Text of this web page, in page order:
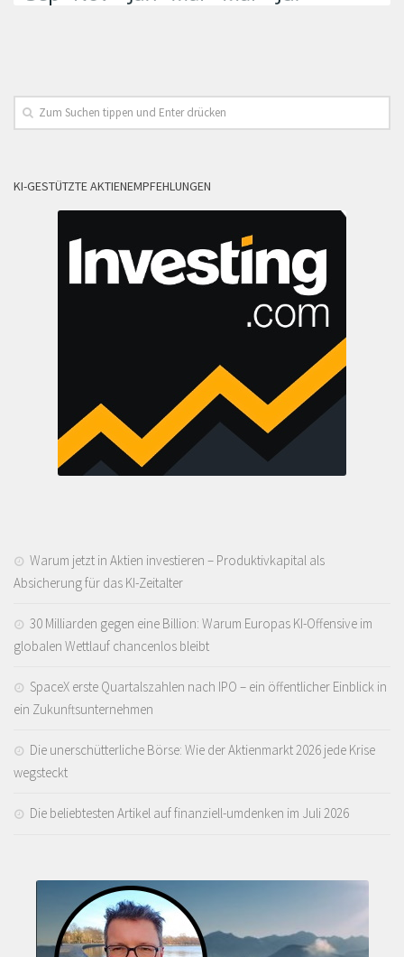
KI-GESTÜTZTE AKTIENEMPFEHLUNGEN
Warum jetzt in Aktien investieren – Produktivkapital als
Absicherung für das KI-Zeitalter
30 Milliarden gegen eine Billion: Warum Europas KI-Offensive im
globalen Wettlauf chancenlos bleibt
SpaceX erste Quartalszahlen nach IPO – ein öffentlicher Einblick in
ein Zukunftsunternehmen
Die unerschütterliche Börse: Wie der Aktienmarkt 2026 jede Krise
wegsteckt
Die beliebtesten Artikel auf finanziell-umdenken im Juli 2026